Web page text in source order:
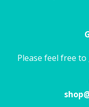
Please feel free